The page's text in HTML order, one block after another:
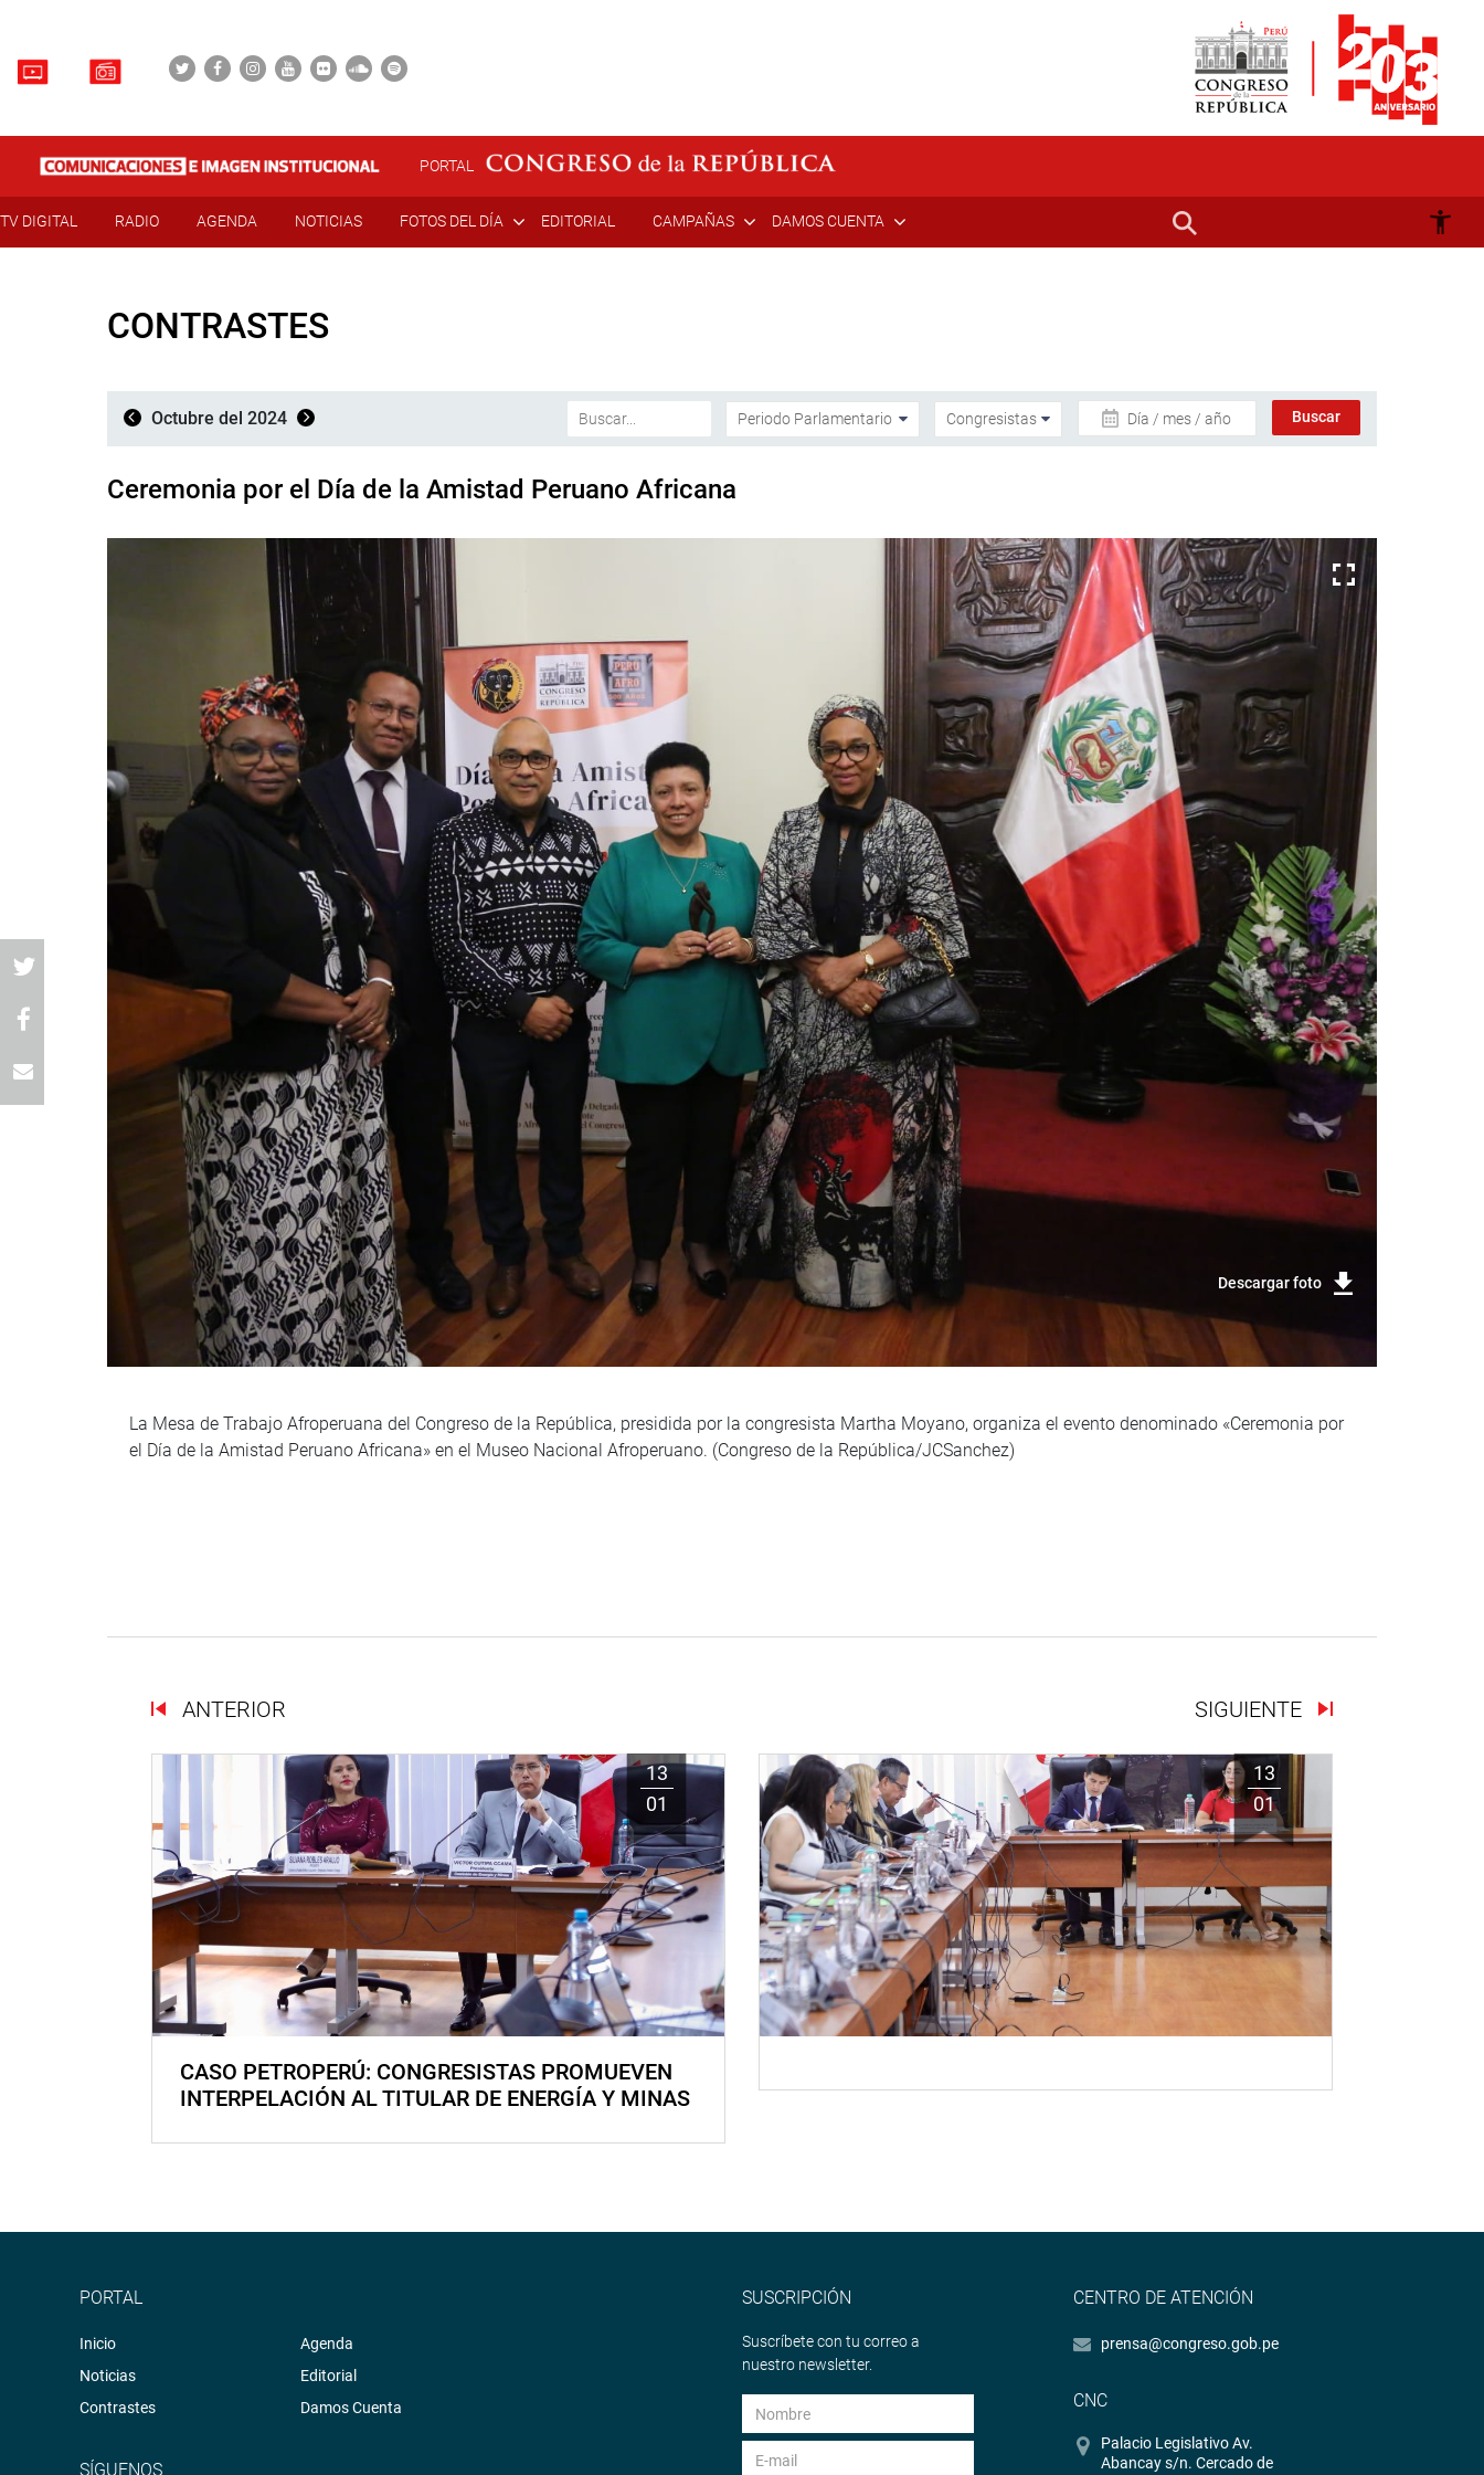
PORTAL
TV DIGITAL RADIO AGENDA NOTICIAS FOTOS DEL DÍA EDITORIAL CAMPAÑAS DAMOS CUENTA
CONTRASTES
Octubre del 2024 Día / mes / año
Ceremonia por el Día de la Amistad Peruano Africana
Descargar foto
La Mesa de Trabajo Afroperuana del Congreso de la República, presidida por la congresista Martha Moyano, organiza el evento denominado «Ceremonia por
el Día de la Amistad Peruano Africana» en el Museo Nacional Afroperuano. (Congreso de la República/JCSanchez)
ANTERIOR SIGUIENTE
13
01
CASO PETROPERÚ: CONGRESISTAS PROMUEVEN
INTERPELACIÓN AL TITULAR DE ENERGÍA Y MINAS
13
01
PORTAL
Inicio
Noticias
Contrastes
Agenda
Editorial
Damos Cuenta
SÍGUENOS
SUSCRIPCIÓN
Suscríbete con tu correo a
nuestro newsletter.
CENTRO DE ATENCIÓN
prensa@congreso.gob.pe
CNC
Palacio Legislativo Av.
Abancay s/n. Cercado de